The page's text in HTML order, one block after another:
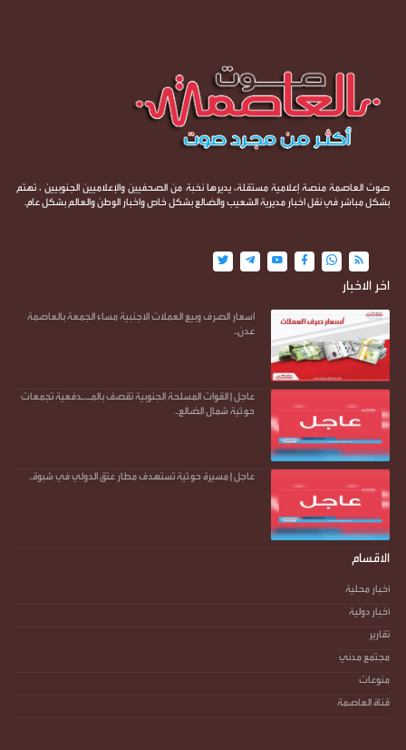
صوت العاصمة منصة إعلامية مستقلة، يديرها نخبة من الصحفيين والإعلاميين الجنوبيين ، تهتم
بشكل مباشر في نقل اخبار مديرية الشعيب والضالع بشكل خاص واخبار الوطن والعالم بشكل عام.
اخر الاخبار
اسعار الصرف وبيع العملات الاجنبية مساء الجمعة بالعاصمة
عدن..
عاجل | القوات المسلحة الجنوبية تقصف بالمـ.ـدفعية تجمعات
حو.ثية شمال الضالع..
عاجل | مسيرة حو.ثية تستهدف مطار عتق الدولي في شبوة..
الاقسام
أخبار محلية
أخبار دولية
تقارير
مجتمع مدني
منوعات
قناة العاصمة